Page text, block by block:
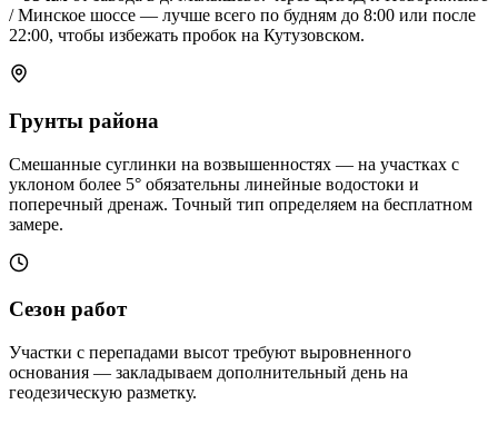
/ Минское шоссе — лучше всего по будням до 8:00 или после
22:00, чтобы избежать пробок на Кутузовском.
Грунты района
Смешанные суглинки на возвышенностях — на участках с
уклоном более 5° обязательны линейные водостоки и
поперечный дренаж. Точный тип определяем на бесплатном
замере.
Сезон работ
Участки с перепадами высот требуют выровненного
основания — закладываем дополнительный день на
геодезическую разметку.